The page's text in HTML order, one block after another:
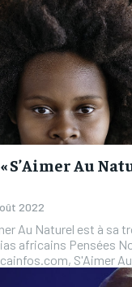
S’Aimer Au
2022
Au Naturel est à sa
africains Pensées
S'Aimer